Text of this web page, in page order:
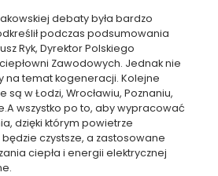
debaty była bardzo
podczas podsumowania
Ryk, Dyrektor Polskiego
Zawodowych. Jednak nie
na temat kogeneracji. Kolejne
w Łodzi, Wrocławiu, Poznaniu,
wszystko po to, aby wypracować
dzięki którym powietrze
czystsze, a zastosowane
ciepła i energii elektrycznej